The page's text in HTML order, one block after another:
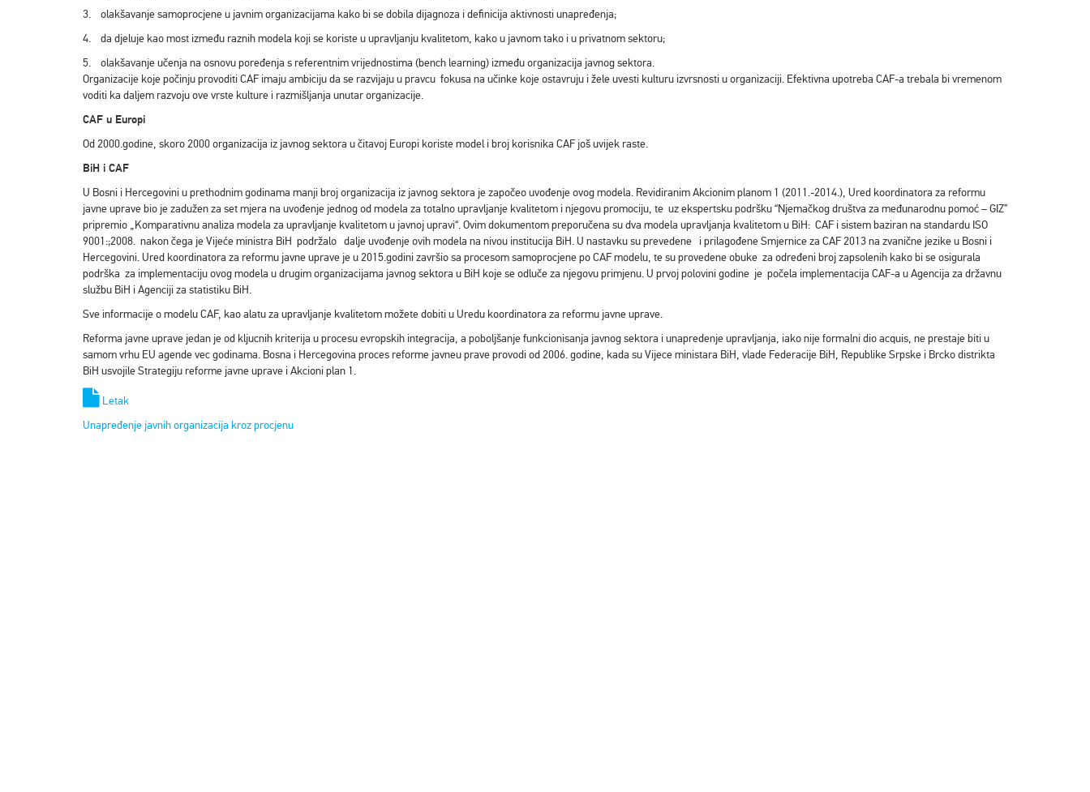
3. olakšavanje samoprocjene u javnim organizacijama kako bi se dobila dijagnoza i definicija aktivnosti unapređenja;
4. da djeluje kao most između raznih modela koji se koriste u upravljanju kvalitetom, kako u javnom tako i u privatnom sektoru;
5. olakšavanje učenja na osnovu poređenja s referentnim vrijednostima (bench learning) između organizacija javnog sektora.
Organizacije koje počinju provoditi CAF imaju ambiciju da se razvijaju u pravcu fokusa na učinke koje ostavruju i žele uvesti kulturu izvrsnosti u organizaciji. Efektivna upotreba CAF-a trebala bi vremenom
voditi ka daljem razvoju ove vrste kulture i razmišljanja unutar organizacije.
CAF u Europi
Od 2000.godine, skoro 2000 organizacija iz javnog sektora u čitavoj Europi koriste model i broj korisnika CAF još uvijek raste.
BiH i CAF
U Bosni i Hercegovini u prethodnim godinama manji broj organizacija iz javnog sektora je započeo uvođenje ovog modela. Revidiranim Akcionim planom 1 (2011.-2014.), Ured koordinatora za reformu
javne uprave bio je zadužen za set mjera na uvođenje jednog od modela za totalno upravljanje kvalitetom i njegovu promociju, te uz ekspertsku podršku “Njemačkog društva za međunarodnu pomoć – GIZ”
pripremio „Komparativnu analiza modela za upravljanje kvalitetom u javnoj upravi“. Ovim dokumentom preporučena su dva modela upravljanja kvalitetom u BiH: CAF i sistem baziran na standardu ISO
9001:;2008. nakon čega je Vijeće ministra BiH podržalo dalje uvođenje ovih modela na nivou institucija BiH. U nastavku su prevedene i prilagođene Smjernice za CAF 2013 na zvanične jezike u Bosni i
Hercegovini. Ured koordinatora za reformu javne uprave je u 2015.godini završio sa procesom samoprocjene po CAF modelu, te su provedene obuke za određeni broj zapsolenih kako bi se osigurala
podrška za implementaciju ovog modela u drugim organizacijama javnog sektora u BiH koje se odluče za njegovu primjenu. U prvoj polovini godine je počela implementacija CAF-a u Agencija za državnu
službu BiH i Agenciji za statistiku BiH.
Sve informacije o modelu CAF, kao alatu za upravljanje kvalitetom možete dobiti u Uredu koordinatora za reformu javne uprave.
Reforma javne uprave jedan je od kljucnih kriterija u procesu evropskih integracija, a poboljšanje funkcionisanja javnog sektora i unapredenje upravljanja, iako nije formalni dio acquis, ne prestaje biti u
samom vrhu EU agende vec godinama. Bosna i Hercegovina proces reforme javneu prave provodi od 2006. godine, kada su Vijece ministara BiH, vlade Federacije BiH, Republike Srpske i Brcko distrikta
BiH usvojile Strategiju reforme javne uprave i Akcioni plan 1.
Letak
Unapređenje javnih organizacija kroz procjenu